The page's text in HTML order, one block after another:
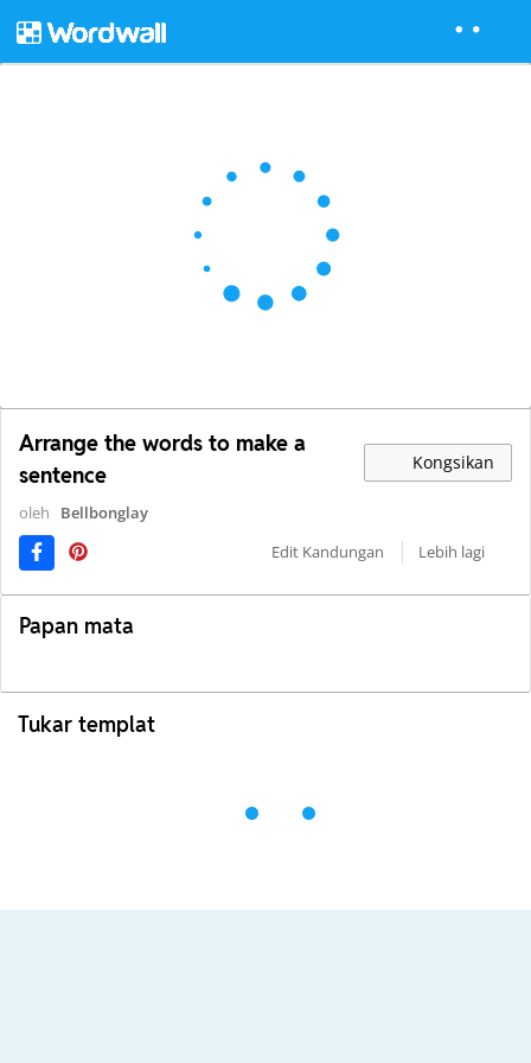
Arrange the words to make a
sentence
Kongsikan
oleh
Bellbonglay
Edit Kandungan
Lebih lagi
Papan mata
Tukar templat